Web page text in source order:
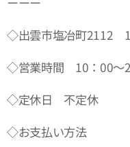
◇出雲市塩冶町2112 1
◇営業時間 10：00～
◇定休日 不定休
◇お支払い方法